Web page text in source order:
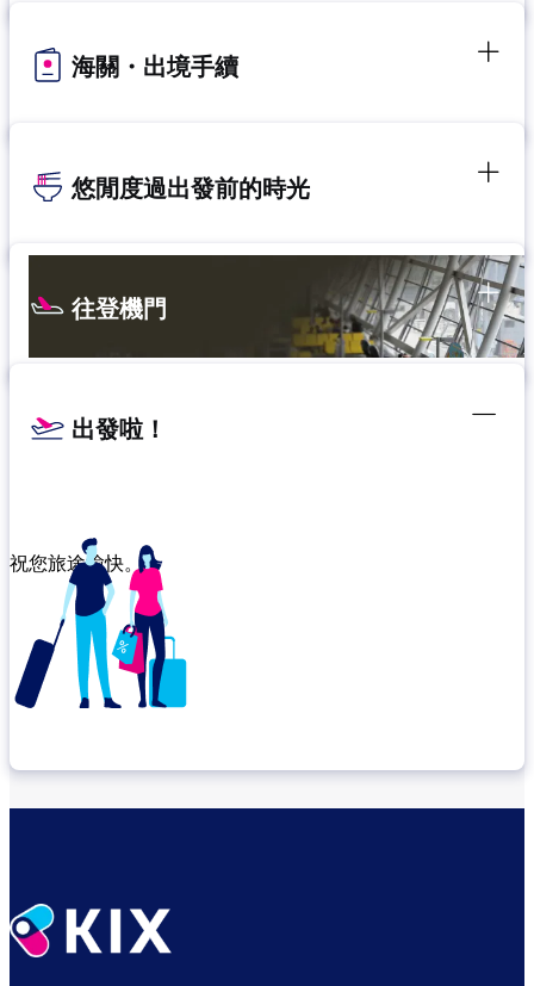
海關・出境手續
悠閒度過出發前的時光
往登機門
出發啦！
祝您旅途愉快。